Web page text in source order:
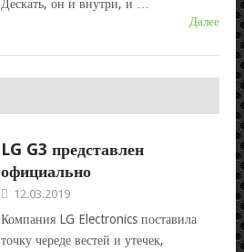
Дескать, он и внутри, и …
Далее
LG G3 представлен
официально
12.03.2019
Компания LG Electronics поставила
точку череде вестей и утечек,